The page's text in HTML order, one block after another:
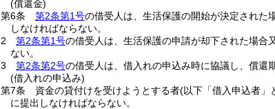
(償還金)
第6条
第2条第1号の借受人は、生活保護の開始が決定された
しなければならない。
2
第2条第1号の借受人は、生活保護の申請が却下された場合
ない。
3
第2条第2号の借受人は、借入れの申込み時に協議し、償還
(借入れの申込み)
第7条
資金の貸付けを受けようとする者(以下「借入申込者」
に提出しなければならない。